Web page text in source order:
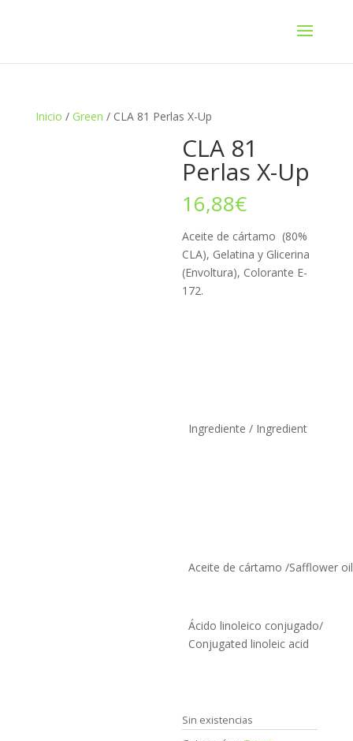
Inicio / Green / CLA 81 Perlas X-Up
CLA 81
Perlas X-Up
16,88€
Aceite de cártamo (80%
CLA), Gelatina y Glicerina
(Envoltura), Colorante E-
172.
Ingrediente / Ingredient
Aceite de cártamo /Safflower oil
Ácido linoleico conjugado/
Conjugated linoleic acid
Sin existencias